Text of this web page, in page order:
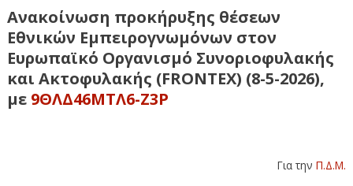
Ανακοίνωση προκήρυξης θέσεων
Εθνικών Εμπειρογνωμόνων στον
Ευρωπαϊκό Οργανισμό Συνοριοφυλακής
και Ακτοφυλακής (FRΟΝΤΕΧ) (8-5-2026),
με 9ΘΛΔ46ΜΤΛ6-Ζ3Ρ
Για τηνΠ.Δ.Μ.